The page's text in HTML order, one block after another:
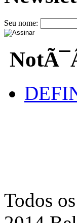
Seu nome:
Todos